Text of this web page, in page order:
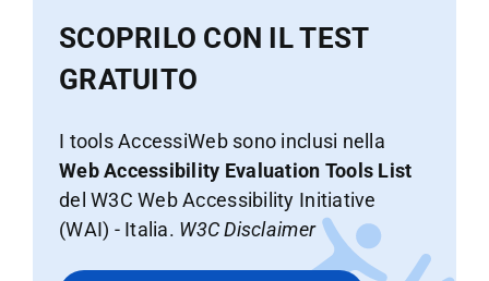
SCOPRILO CON IL TEST
GRATUITO
I tools AccessiWeb sono inclusi nella
Web Accessibility Evaluation Tools List
del W3C Web Accessibility Initiative
(WAI) - Italia. W3C Disclaimer